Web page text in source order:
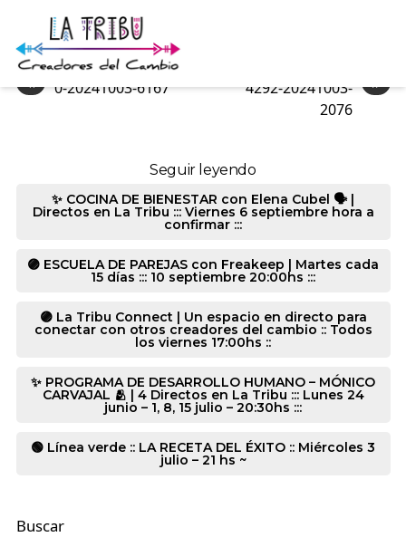
1214-20241003-6355
« 0-20241003-6167 »
4292-20241003-
2076
Seguir leyendo
✨ COCINA DE BIENESTAR con Elena Cubel 🗣️ |
Directos en La Tribu ::: Viernes 6 septiembre hora a
confirmar :::
🟣 ESCUELA DE PAREJAS con Freakeep | Martes cada
15 días ::: 10 septiembre 20:00hs :::
🟣 La Tribu Connect | Un espacio en directo para
conectar con otros creadores del cambio :: Todos
los viernes 17:00hs ::
✨ PROGRAMA DE DESARROLLO HUMANO – MÓNICO
CARVAJAL 🫂 | 4 Directos en La Tribu ::: Lunes 24
junio – 1, 8, 15 julio – 20:30hs :::
🟢 Línea verde :: LA RECETA DEL ÉXITO :: Miércoles 3
julio – 21 hs ~
Buscar